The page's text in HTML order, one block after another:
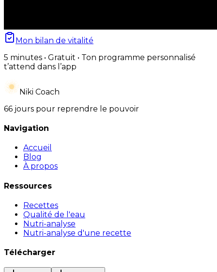
Mon bilan de vitalité
5 minutes • Gratuit • Ton programme personnalisé
t’attend dans l’app
Niki Coach
66 jours pour reprendre le pouvoir
Navigation
Accueil
Blog
À propos
Ressources
Recettes
Qualité de l'eau
Nutri-analyse
Nutri-analyse d'une recette
Télécharger